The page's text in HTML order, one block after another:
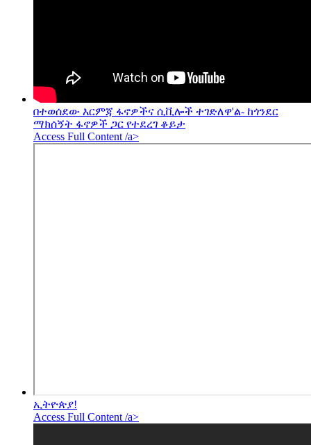
በተወሰደው እርምጃ ፋኖዎችና ሲቪሎች ተገድለዋ'ል- ከጎንደር
ማክሰኝት ፋኖዎች ጋር የተደረገ ቆይታ
Access Full Content /a>
ኢትዮጵያ!
Access Full Content /a>